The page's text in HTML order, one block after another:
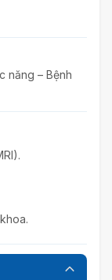
năng – Bệnh